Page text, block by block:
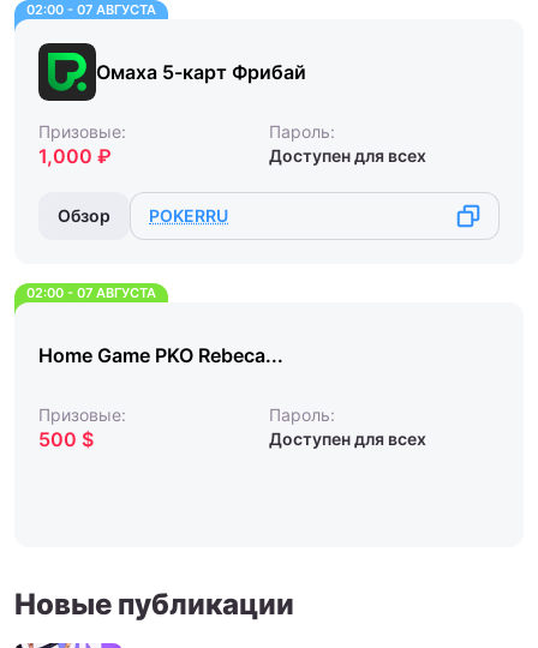
02:00 - 07 АВГУСТА
Омаха 5-карт Фрибай
Призовые:
1,000 ₽
Пароль:
Доступен для всех
Обзор POKERRU
02:00 - 07 АВГУСТА
Home Game PKO Rebeca...
Призовые:
500 $
Пароль:
Доступен для всех
Новые публикации